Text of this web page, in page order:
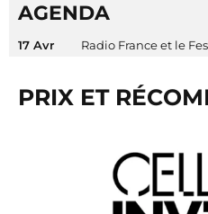
AGENDA
17 Avr Radio France et le
PRIX ET